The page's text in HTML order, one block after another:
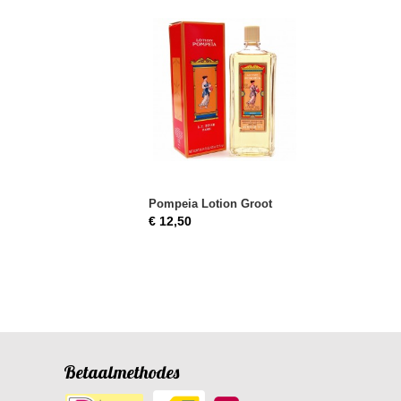
Pompeia Lotion Groot
€ 12,50
Betaalmethodes